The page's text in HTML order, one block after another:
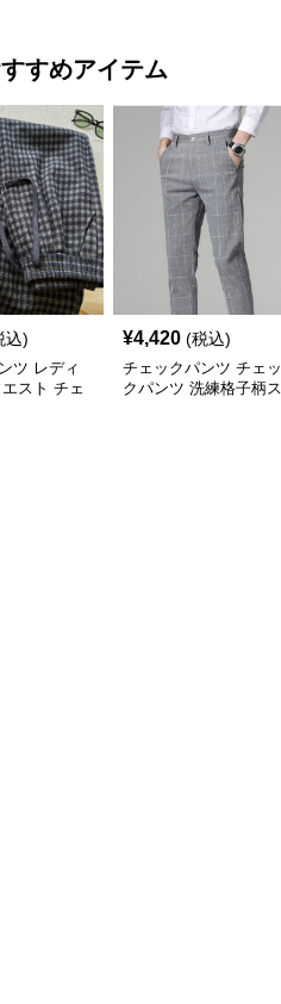
すめアイテム
込)
ツ レディ
スト チェ
¥4,420 (税込)
チェックパンツ チェッ
クパンツ 洗練格子柄ス